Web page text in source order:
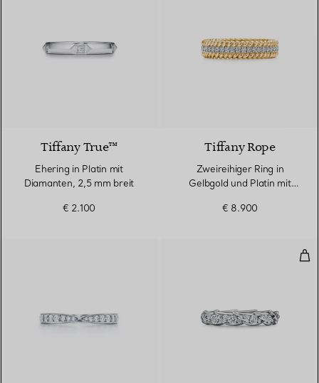
Tiffany True™
Ehering in Platin mit
Diamanten, 2,5 mm breit
€ 2.100
Tiffany Rope
Zweireihiger Ring in
Gelbgold und Platin mit
€ 8.900